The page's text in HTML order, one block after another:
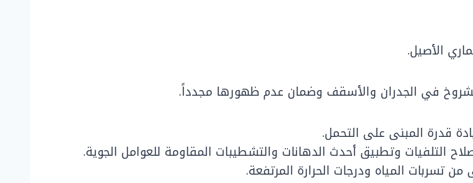
الأصيل.
في الجدران والأسقف وضمان عدم ظهورها مجدداً.
قدرة المبنى على التحمل.
التلفيات وتطبيق أحدث الدهانات والتشطيبات المقاومة للعوامل الجوية.
تسربات المياه ودرجات الحرارة المرتفعة.